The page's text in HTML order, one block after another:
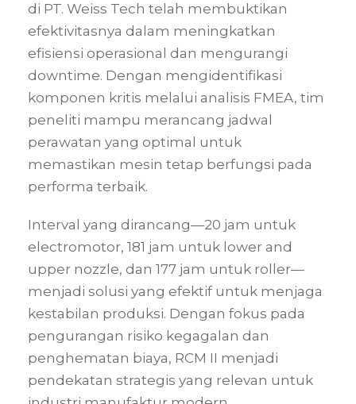
di PT. Weiss Tech telah membuktikan
efektivitasnya dalam meningkatkan
efisiensi operasional dan mengurangi
downtime. Dengan mengidentifikasi
komponen kritis melalui analisis FMEA, tim
peneliti mampu merancang jadwal
perawatan yang optimal untuk
memastikan mesin tetap berfungsi pada
performa terbaik.
Interval yang dirancang—20 jam untuk
electromotor, 181 jam untuk lower and
upper nozzle, dan 177 jam untuk roller—
menjadi solusi yang efektif untuk menjaga
kestabilan produksi. Dengan fokus pada
pengurangan risiko kegagalan dan
penghematan biaya, RCM II menjadi
pendekatan strategis yang relevan untuk